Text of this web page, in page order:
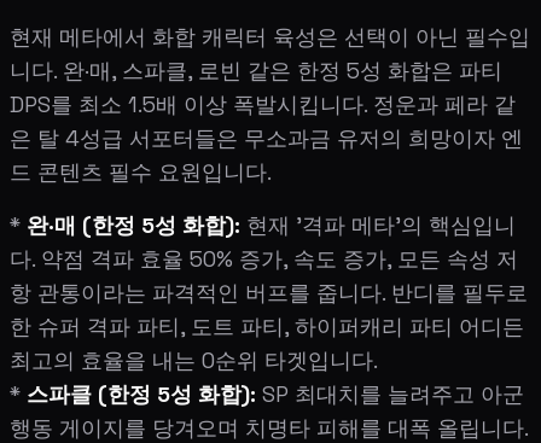
현재 메타에서 화합 캐릭터 육성은 선택이 아닌 필수입
니다. 완·매, 스파클, 로빈 같은 한정 5성 화합은 파티
DPS를 최소 1.5배 이상 폭발시킵니다. 정운과 페라 같
은 탈 4성급 서포터들은 무소과금 유저의 희망이자 엔
드 콘텐츠 필수 요원입니다.
* 완·매 (한정 5성 화합): 현재 '격파 메타'의 핵심입니
다. 약점 격파 효율 50% 증가, 속도 증가, 모든 속성 저
항 관통이라는 파격적인 버프를 줍니다. 반디를 필두로
한 슈퍼 격파 파티, 도트 파티, 하이퍼캐리 파티 어디든
최고의 효율을 내는 0순위 타겟입니다.
* 스파클 (한정 5성 화합): SP 최대치를 늘려주고 아군
행동 게이지를 당겨오며 치명타 피해를 대폭 올립니다.